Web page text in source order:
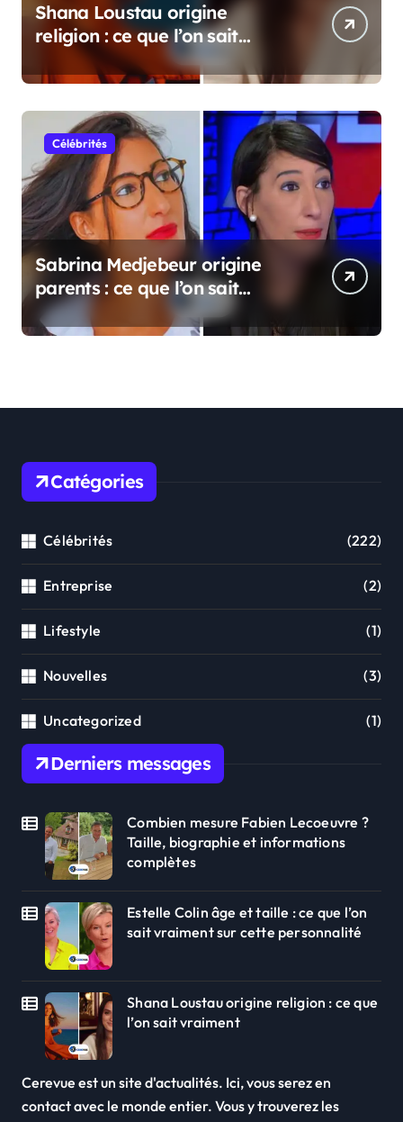
Shana Loustau origine
religion : ce que l’on sait
vraiment
Célébrités
Sabrina Medjebeur origine
parents : ce que l’on sait
réellement sur ses origines
familiales
Catégories
Célébrités (222)
Entreprise (2)
Lifestyle (1)
Nouvelles (3)
Uncategorized (1)
Derniers messages
Combien mesure Fabien Lecoeuvre ?
Taille, biographie et informations
complètes
Estelle Colin âge et taille : ce que l’on
sait vraiment sur cette personnalité
Shana Loustau origine religion : ce que
l’on sait vraiment
Cerevue est un site d'actualités. Ici, vous serez en
contact avec le monde entier. Vous y trouverez les